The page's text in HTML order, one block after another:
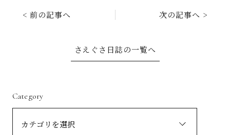
< 前の記事へ 次の記事へ >
さえぐさ日誌の一覧へ
Category